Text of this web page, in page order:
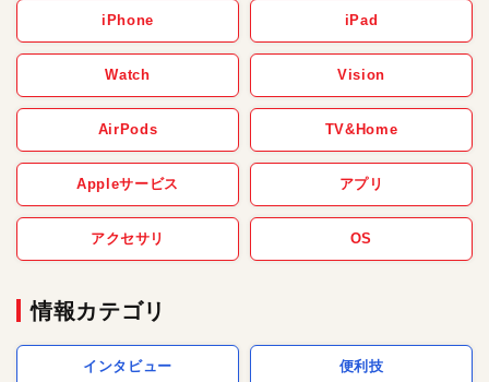
iPhone iPad
Watch Vision
AirPods TV&Home
Appleサービス アプリ
アクセサリ OS
情報カテゴリ
インタビュー 便利技